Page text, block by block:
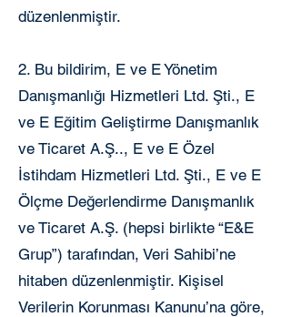
düzenlenmiştir.
2. Bu bildirim, E ve E Yönetim
Danışmanlığı Hizmetleri Ltd. Şti., E
ve E Eğitim Geliştirme Danışmanlık
ve Ticaret A.Ş.., E ve E Özel
İstihdam Hizmetleri Ltd. Şti., E ve E
Ölçme Değerlendirme Danışmanlık
ve Ticaret A.Ş. (hepsi birlikte “E&E
Grup”) tarafından, Veri Sahibi’ne
hitaben düzenlenmiştir. Kişisel
Verilerin Korunması Kanunu’na göre,